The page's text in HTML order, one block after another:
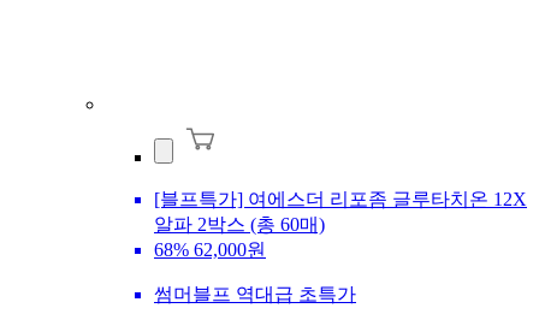
[블프특가] 여에스더 리포좀 글루타치온 12X
알파 2박스 (총 60매)
68% 62,000원
썸머블프 역대급 초특가